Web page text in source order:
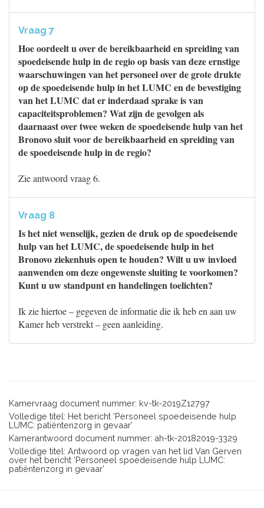
Vraag 7
Hoe oordeelt u over de bereikbaarheid en spreiding van
spoedeisende hulp in de regio op basis van deze ernstige
waarschuwingen van het personeel over de grote drukte
op de spoedeisende hulp in het LUMC en de bevestiging
van het LUMC dat er inderdaad sprake is van
capaciteitsproblemen? Wat zijn de gevolgen als
daarnaast over twee weken de spoedeisende hulp van het
Bronovo sluit voor de bereikbaarheid en spreiding van
de spoedeisende hulp in de regio?
Zie antwoord vraag 6.
Vraag 8
Is het niet wenselijk, gezien de druk op de spoedeisende
hulp van het LUMC, de spoedeisende hulp in het
Bronovo ziekenhuis open te houden? Wilt u uw invloed
aanwenden om deze ongewenste sluiting te voorkomen?
Kunt u uw standpunt en handelingen toelichten?
Ik zie hiertoe – gegeven de informatie die ik heb en aan uw
Kamer heb verstrekt – geen aanleiding.
Kamervraag document nummer: kv-tk-2019Z12797
Volledige titel: Het bericht ‘Personeel spoedeisende hulp
LUMC: patiëntenzorg in gevaar’
Kamerantwoord document nummer: ah-tk-20182019-3329
Volledige titel: Antwoord op vragen van het lid Van Gerven
over het bericht ‘Personeel spoedeisende hulp LUMC:
patiëntenzorg in gevaar’